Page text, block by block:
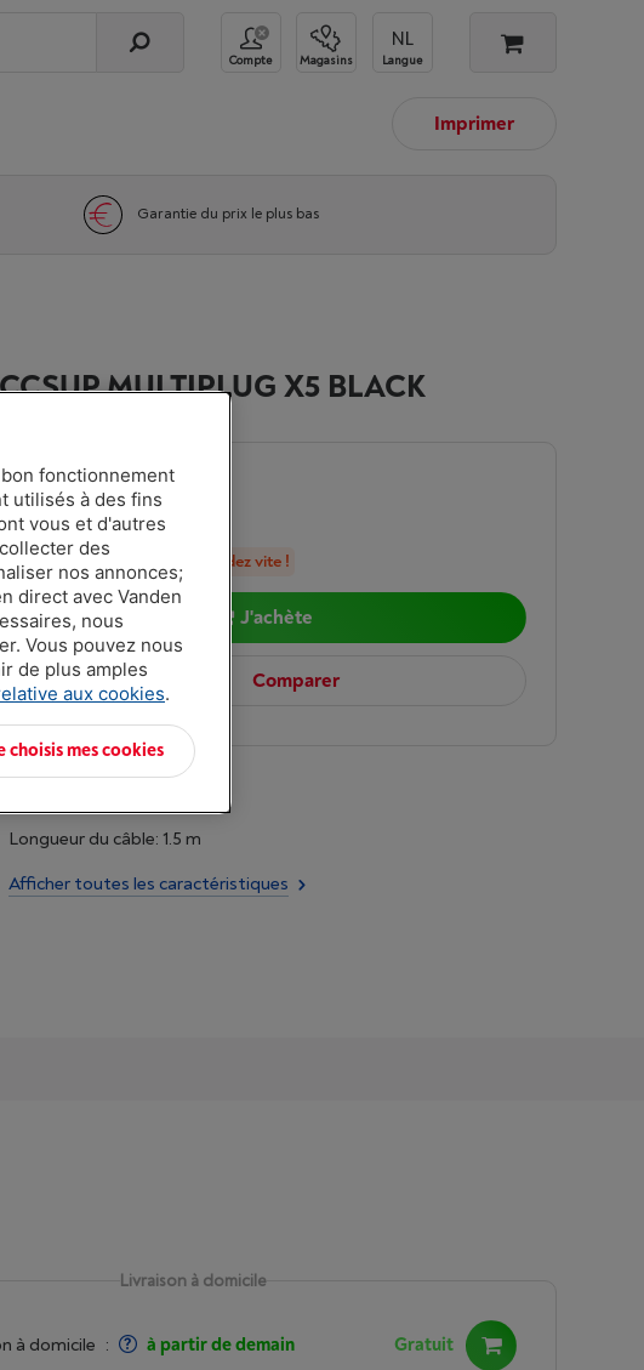
Compte Magasins Langue
Imprimer
Garantie du prix le plus bas
MULTIPLUG X5 BLACK
Livré demain-Voir le stock
€ 15,06
Moins de 5 en stock, commandez vite !
J'achète
Comparer
Longueur du câble: 1.5 m
Afficher toutes les caractéristiques
Livraison à domicile
à domicile : à partir de demain Gratuit
fonctionnement
utilisés à des fins
vous et d'autres
des
nos annonces;
direct avec Vanden
nous
Vous pouvez nous
de plus amples
aux cookies.
choisis mes cookies